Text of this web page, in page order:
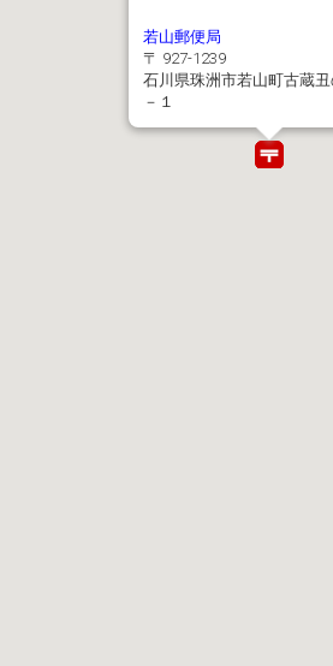
若山郵便局
〒 927-1239
石川県珠洲市若山町古蔵丑
－１